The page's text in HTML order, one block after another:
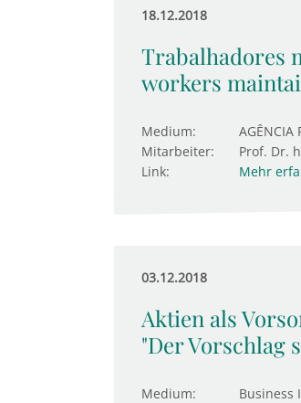
18.12.2018
Trabalhadores
workers
Medium:
AGÊNCIA
Mitarbeiter:
Prof. Dr.
Link:
Mehr
03.12.2018
Aktien als
"Der Vorschlag
Medium:
Business